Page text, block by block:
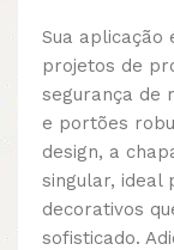
Sua aplicação
projetos de
segurança de
e portões
design, a
singular, ideal
decorativos
sofisticado.